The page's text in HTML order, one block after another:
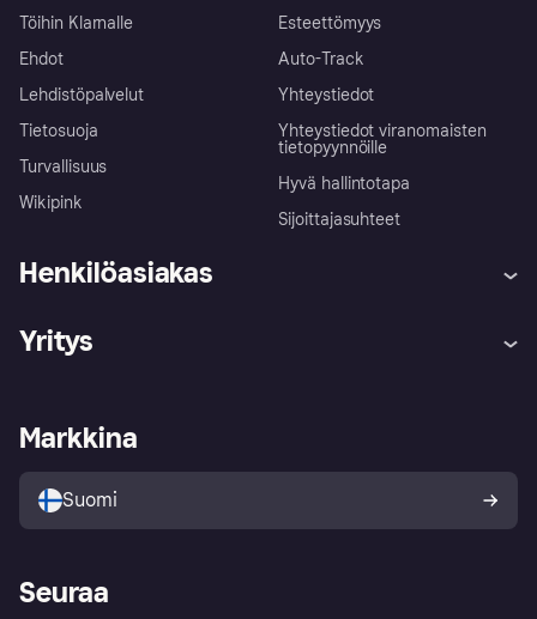
Töihin Klarnalle
Ehdot
Lehdistöpalvelut
Tietosuoja
Turvallisuus
Wikipink
Esteettömyys
Auto-Track
Yhteystiedot
Yhteystiedot viranomaisten
tietopyynnöille
Hyvä hallintotapa
Sijoittajasuhteet
Henkilöasiakas
Ohje
Kirjaudu sisään
Tutustu kauppoihin
Ostajan turva
Yritys
Kirjaudu sisään yrityksenä
Markkina
Suomi
Seuraa